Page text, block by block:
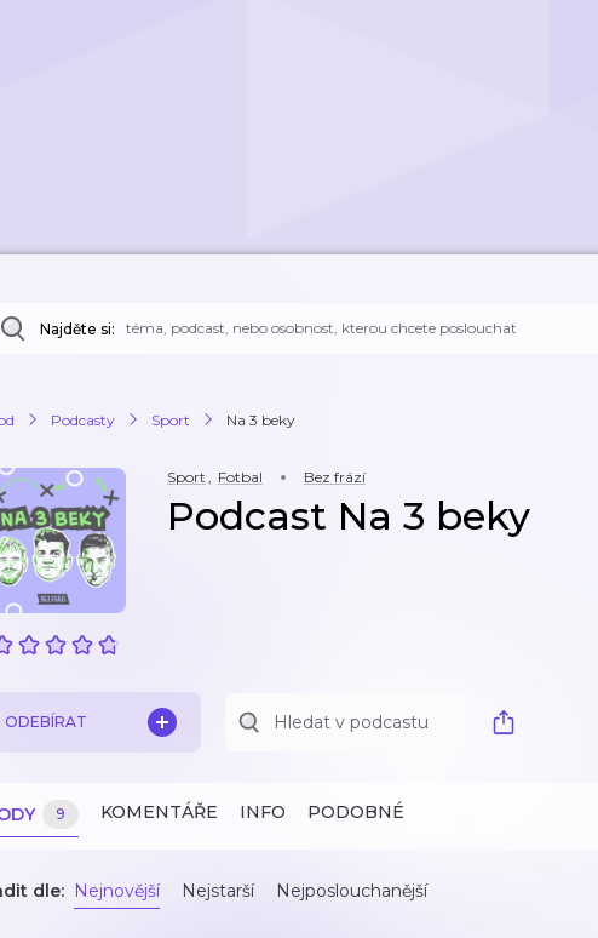
Najděte si:
Podcasty Sport Na 3 beky
Sport , Fotbal Bez frází
Podcast Na 3 beky
ODEBÍRAT
9 KOMENTÁŘE INFO PODOBNÉ
dle: Nejnovější Nejstarší Nejposlouchanější